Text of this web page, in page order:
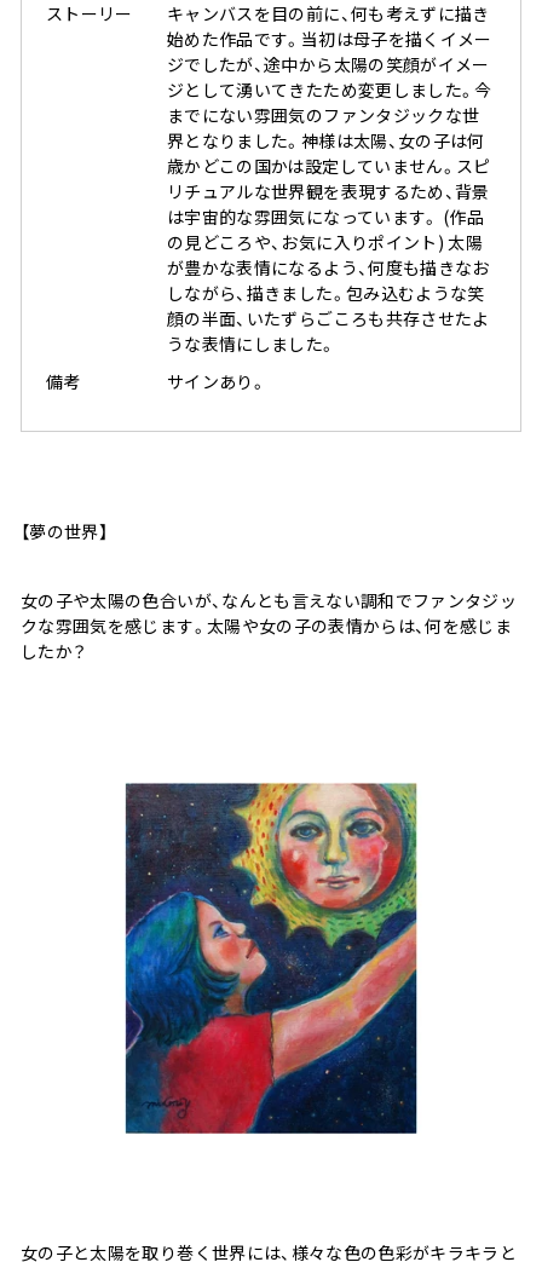
ストーリー
キャンバスを目の前に、何も考えずに描き
始めた作品です。当初は母子を描くイメー
ジでしたが、途中から太陽の笑顔がイメー
ジとして湧いてきたため変更しました。今
までにない雰囲気のファンタジックな世
界となりました。神様は太陽、女の子は何
歳かどこの国かは設定していません。スピ
リチュアルな世界観を表現するため、背景
は宇宙的な雰囲気になっています。 (作品
の見どころや、お気に入りポイント) 太陽
が豊かな表情になるよう、何度も描きなお
しながら、描きました。包み込むような笑
顔の半面、いたずらごころも共存させたよ
うな表情にしました。
備考
サインあり。
【夢の世界】
女の子や太陽の色合いが、なんとも言えない調和でファンタジッ
クな雰囲気を感じます。太陽や女の子の表情からは、何を感じま
したか？
女の子と太陽を取り巻く世界には、様々な色の色彩がキラキラと